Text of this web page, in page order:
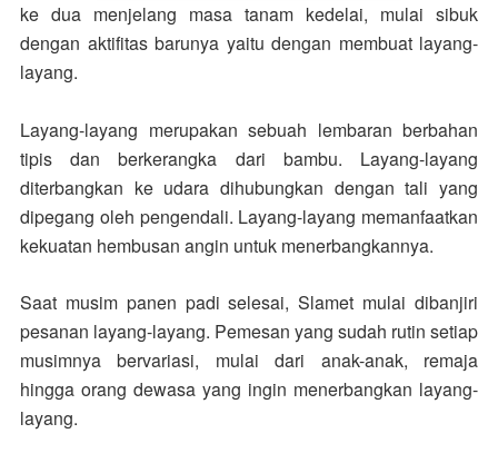
ke dua menjelang masa tanam kedelai, mulai sibuk
dengan aktifitas barunya yaitu dengan membuat layang-
layang.
Layang-layang merupakan sebuah lembaran berbahan
tipis dan berkerangka dari bambu. Layang-layang
diterbangkan ke udara dihubungkan dengan tali yang
dipegang oleh pengendali. Layang-layang memanfaatkan
kekuatan hembusan angin untuk menerbangkannya.
Saat musim panen padi selesai, Slamet mulai dibanjiri
pesanan layang-layang. Pemesan yang sudah rutin setiap
musimnya bervariasi, mulai dari anak-anak, remaja
hingga orang dewasa yang ingin menerbangkan layang-
layang.